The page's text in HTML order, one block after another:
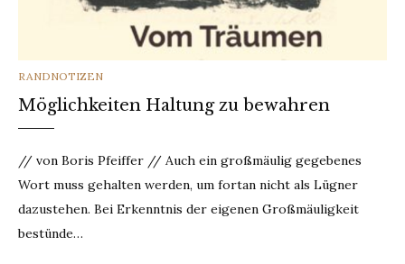
CATEGORIES
RANDNOTIZEN
Möglichkeiten Haltung zu bewahren
// von Boris Pfeiffer // Auch ein großmäulig gegebenes
Wort muss gehalten werden, um fortan nicht als Lügner
dazustehen. Bei Erkenntnis der eigenen Großmäuligkeit
bestünde…